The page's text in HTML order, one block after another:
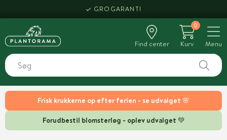
Frisk krukkerne op efter ferien - se udvalget 🌸
Forudbestil blomsterløg - oplev udvalget 💚
GROGARANTI
Find center
0
Kurv
Menu